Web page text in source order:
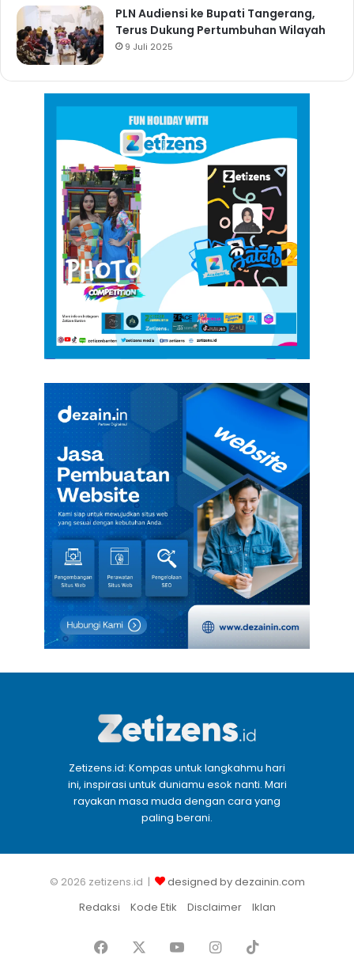
PLN Audiensi ke Bupati Tangerang,
Terus Dukung Pertumbuhan Wilayah
9 Juli 2025
Zetizens.id: Kompas untuk langkahmu hari
ini, inspirasi untuk duniamu esok nanti. Mari
rayakan masa muda dengan cara yang
paling berani.
© 2026 zetizens.id |
designed by dezainin.com
Redaksi
Kode Etik Disclaimer Iklan
Facebook YouTubeInstagram